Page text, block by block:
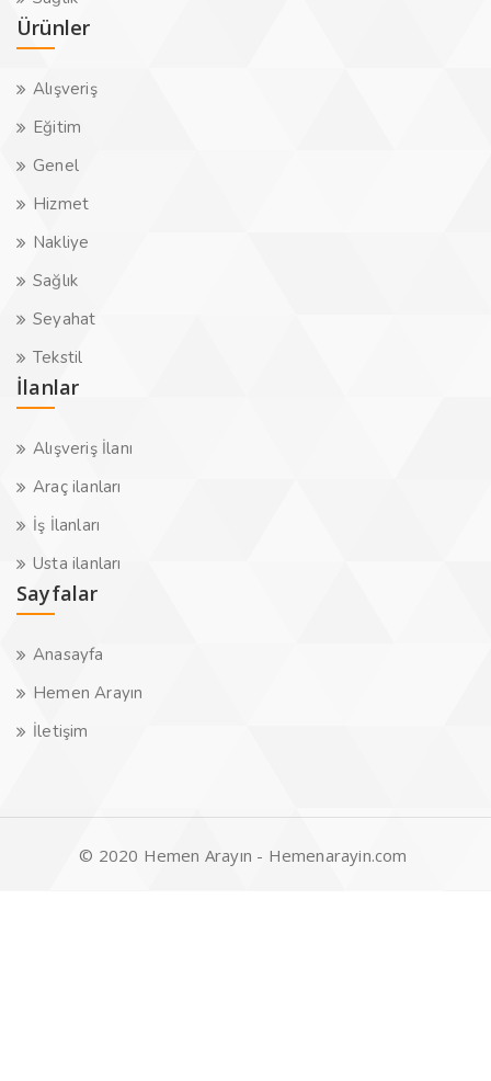
Ürünler
Alışveriş
Eğitim
Genel
Hizmet
Nakliye
Sağlık
Seyahat
Tekstil
İlanlar
Alışveriş İlanı
Araç ilanları
İş İlanları
Usta ilanları
Sayfalar
Anasayfa
Hemen Arayın
İletişim
© 2020 Hemen Arayın - Hemenarayin.com